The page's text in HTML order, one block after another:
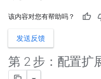
该内容对您有帮助吗？
发送反馈
第 2 步：配置扩